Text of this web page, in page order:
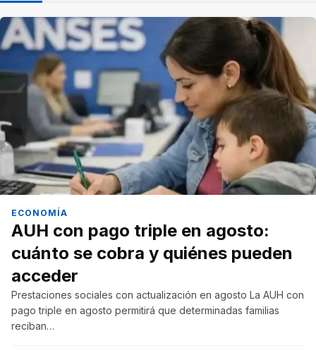
ECONOMÍA
AUH con pago triple en agosto:
cuánto se cobra y quiénes pueden
acceder
Prestaciones sociales con actualización en agosto La AUH con
pago triple en agosto permitirá que determinadas familias
reciban…